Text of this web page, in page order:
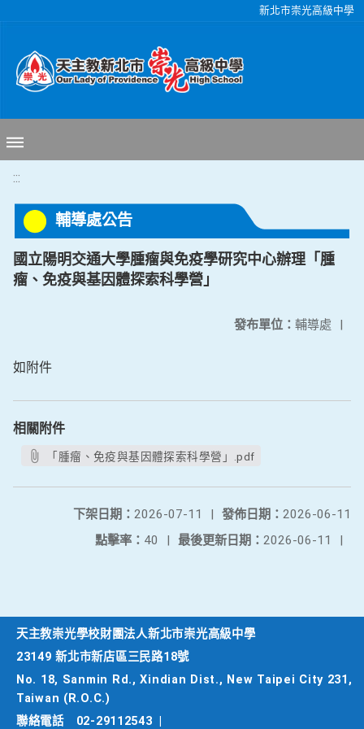
新北市崇光高級中學
:::
輔導處公告
國立陽明交通大學腫瘤與免疫學研究中心辦理「腫
瘤、免疫與基因體探索科學營」
發布單位： 輔導處 |
如附件
相關附件
「腫瘤、免疫與基因體探索科學營」.pdf
發佈日期： 2026-06-11
下架日期： 2026-07-11
|
最後更新日期： 2026-06-11 |
點擊率： 40 |
天主教崇光學校財團法人新北市崇光高級中學
23149 新北市新店區三民路18號
No. 18, Sanmin Rd., Xindian Dist., New Taipei City 231,
Taiwan (R.O.C.)
聯絡電話
02-29112543